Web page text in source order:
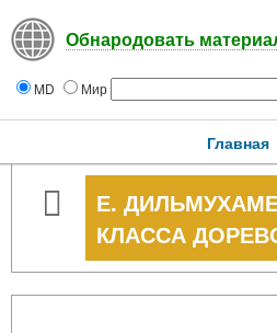
Обнародовать
MD Мир
Главная
Е.
КЛАССА